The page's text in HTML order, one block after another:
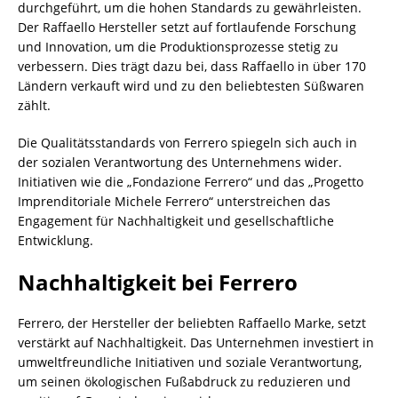
durchgeführt, um die hohen Standards zu gewährleisten.
Der Raffaello Hersteller setzt auf fortlaufende Forschung
und Innovation, um die Produktionsprozesse stetig zu
verbessern. Dies trägt dazu bei, dass Raffaello in über 170
Ländern verkauft wird und zu den beliebtesten Süßwaren
zählt.
Die Qualitätsstandards von Ferrero spiegeln sich auch in
der sozialen Verantwortung des Unternehmens wider.
Initiativen wie die „Fondazione Ferrero“ und das „Progetto
Imprenditoriale Michele Ferrero“ unterstreichen das
Engagement für Nachhaltigkeit und gesellschaftliche
Entwicklung.
Nachhaltigkeit bei Ferrero
Ferrero, der Hersteller der beliebten Raffaello Marke, setzt
verstärkt auf Nachhaltigkeit. Das Unternehmen investiert in
umweltfreundliche Initiativen und soziale Verantwortung,
um seinen ökologischen Fußabdruck zu reduzieren und